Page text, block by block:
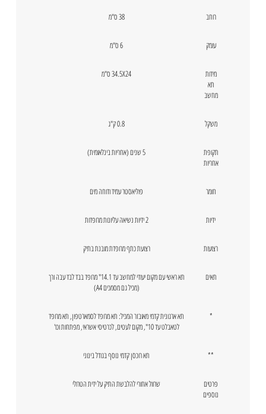
רוחב 38 ס"מ
עומק 6 ס"מ
מידות
תא
מחשב
34.5X24 ס"מ
משקל 0.8 ק"ג
תקופת
אחריות
5 שנים (אחריות בינלאומית)
חומר פוליאסטר עמיד ודוחה מים
ידיות 2 ידיות נשיאה עליונות מרופדות
רצועות רצועת כתף מרופדת מובנת בתיק
תאים
תא ראשי עם מקום יעודי למחשב עד 14.1" מרופד בבד לבד עבה ורך
(מכיל גם מסמכים A4)
*
תא ארגונית קדמי מאובזר המכיל: תא מרופד לסמארטפון, תא מרופד
לטאבלט עד 10", מקום לעטים, לכרטיסי אשראי, מפתחות וכו'
** תא רוכסן קדמי נוסף בגודל בינוני
פרטים
נוספים
שרוול אחורי להלבשת התיק על ידית הטרולי